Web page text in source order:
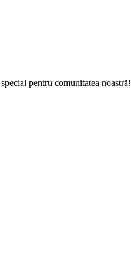
pentru comunitatea noastră!